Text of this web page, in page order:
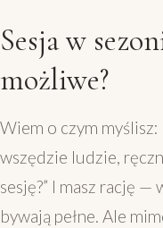
Sesja w
możliwe?
Wiem o czym myślisz:
wszędzie ludzie,
sesję?” I masz rację
bywają pełne. Ale